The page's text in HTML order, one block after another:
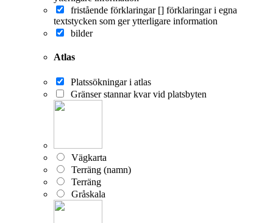
fristående förklaringar [] förklaringar i egna
textstycken som ger ytterligare information
bilder
Atlas
Platssökningar i atlas
Gränser stannar kvar vid platsbyten
Vägkarta
Terräng (namn)
Terräng
Gråskala